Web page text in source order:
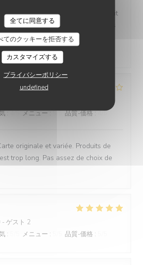
全てに同意する
てのクッキーを拒否する
カスタマイズする
プライバシーポリシー
undefined
est magnifique et manger au bruit
agréable. La cuisine et les cocktails
à redire sur le service. Nous
:4/5 メニュー:5/5 品質-価格:4/5
originale et variée. Produits de
trop long. Pas assez de choix de
ゲスト 2
: メニュー : 品質-価格 :